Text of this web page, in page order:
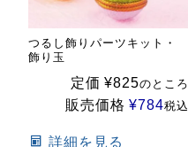
つるし飾りパーツキット・
飾り玉
定価 ¥825のところ
販売価格 ¥784税込
詳細を見る